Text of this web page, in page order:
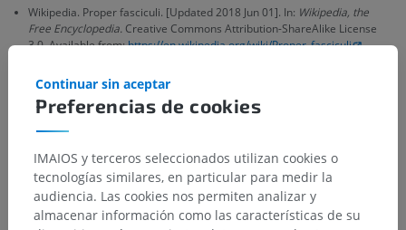
Wikipedia. Proper fasciculi. [Updated 2018 Jun 01]. In: Wikipedia, the
Free Encyclopedia. Creative Commons Attribution-ShareAlike License
3.0. Available from:https://en.wikipedia.org/wiki/Proper_fasciculi
Galería
Preferencias de cookies
Continuar sin aceptar
IMAIOS y terceros seleccionados utilizan cookies o
tecnologías similares, en particular para medir la
audiencia. Las cookies nos permiten analizar y
almacenar información como las características de su